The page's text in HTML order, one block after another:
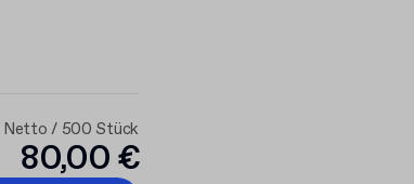
Netto / 500 Stück
80,00 €